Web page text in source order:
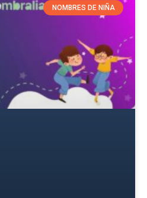
NOMBRES DE NIÑA